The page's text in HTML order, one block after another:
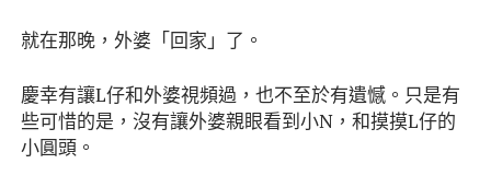
就在那晚，外婆「回家」了。
慶幸有讓L仔和外婆視頻過，也不至於有遺憾。只是有
些可惜的是，沒有讓外婆親眼看到小N，和摸摸L仔的
小圓頭。